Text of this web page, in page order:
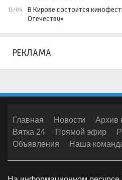
13/04
В Кирове состоится
Отечеству»
РЕКЛАМА
Главная Новости Архив
Вятка 24
Прямой эфир
Объявления
Наша